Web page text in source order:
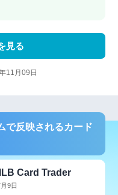
見る
11月09日
で反映されるカード
Card Trader
9日